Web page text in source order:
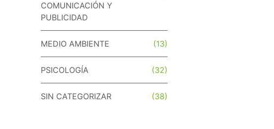
COMUNICACIÓN Y
PUBLICIDAD
MEDIO AMBIENTE (13)
PSICOLOGÍA (32)
SIN CATEGORIZAR (38)